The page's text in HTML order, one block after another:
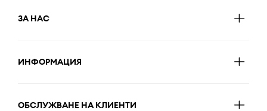
ЗА НАС
ИНФОРМАЦИЯ
ОБСЛУЖВАНЕ НА КЛИЕНТИ